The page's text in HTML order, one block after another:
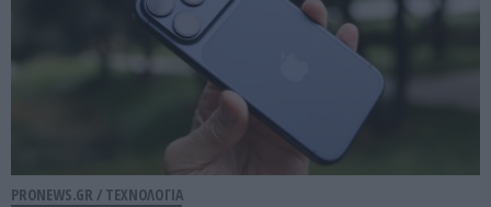
PRONEWS.GR / ΤΕΧΝΟΛΟΓΙΑ